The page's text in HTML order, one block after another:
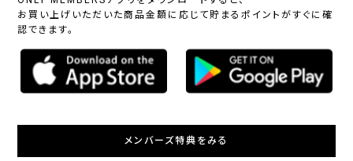
お買い上げいただいた商品金額に応じて貯まるポイントがすぐに確
認できます。
メンバーズ特典をみる